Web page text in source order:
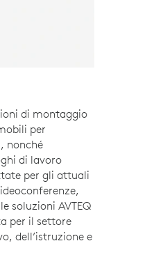
di montaggio
per
nonché
di lavoro
per gli attuali
soluzioni AVTEQ
per il settore
dell’istruzione e